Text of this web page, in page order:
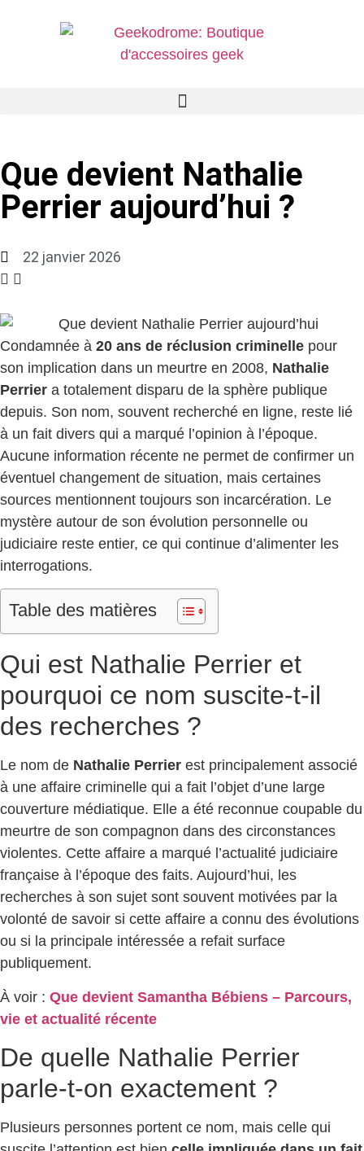
Que devient Nathalie
Perrier aujourd’hui ?
22 janvier 2026
Condamnée à 20 ans de réclusion criminelle pour
son implication dans un meurtre en 2008, Nathalie
Perrier a totalement disparu de la sphère publique
depuis. Son nom, souvent recherché en ligne, reste lié
à un fait divers qui a marqué l’opinion à l’époque.
Aucune information récente ne permet de confirmer un
éventuel changement de situation, mais certaines
sources mentionnent toujours son incarcération. Le
mystère autour de son évolution personnelle ou
judiciaire reste entier, ce qui continue d’alimenter les
interrogations.
Table des matières
Qui est Nathalie Perrier et
pourquoi ce nom suscite-t-il
des recherches ?
Le nom de Nathalie Perrier est principalement associé
à une affaire criminelle qui a fait l’objet d’une large
couverture médiatique. Elle a été reconnue coupable du
meurtre de son compagnon dans des circonstances
violentes. Cette affaire a marqué l’actualité judiciaire
française à l’époque des faits. Aujourd’hui, les
recherches à son sujet sont souvent motivées par la
volonté de savoir si cette affaire a connu des évolutions
ou si la principale intéressée a refait surface
publiquement.
À voir : Que devient Samantha Bébiens – Parcours,
vie et actualité récente
De quelle Nathalie Perrier
parle-t-on exactement ?
Plusieurs personnes portent ce nom, mais celle qui